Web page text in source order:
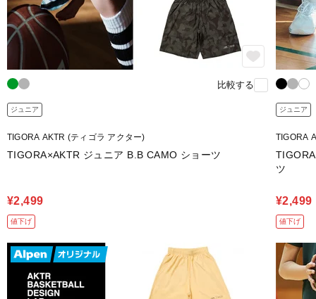
比較する
ジュニア
TIGORA AKTR (ティゴラ アクター)
TIGORA×AKTR ジュニア B.B CAMO ショーツ
¥2,499
値下げ
ジュニア
TIGORA
ツ
¥2,499
値下げ